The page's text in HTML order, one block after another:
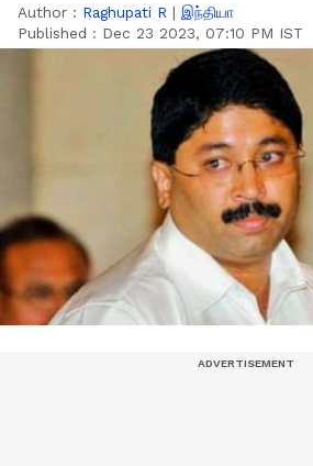
Author : Raghupati R | இந்தியா
Published : Dec 23 2023, 07:10 PM IST